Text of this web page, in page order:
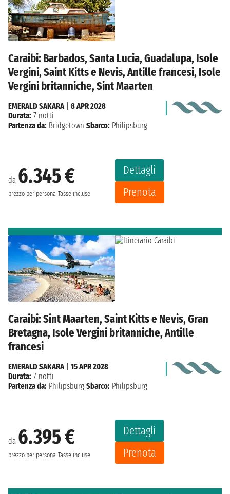
Caraibi: Barbados, Santa Lucia, Guadalupa, Isole
Vergini, Saint Kitts e Nevis, Antille francesi, Isole
Vergini britanniche, Sint Maarten
da 6.345 €
prezzo per persona Tasse incluse
Dettagli
Prenota
EMERALD SAKARA| 8 APR 2028
Durata: 7 notti
Partenza da: Bridgetown Sbarco: Philipsburg
Caraibi: Sint Maarten, Saint Kitts e Nevis, Gran
Bretagna, Isole Vergini britanniche, Antille
francesi
da 6.395 €
prezzo per persona Tasse incluse
Dettagli
Prenota
EMERALD SAKARA| 15 APR 2028
Durata: 7 notti
Partenza da: Philipsburg Sbarco: Philipsburg